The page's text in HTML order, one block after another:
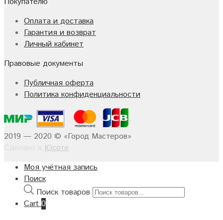
Оплата и доставка
Гарантия и возврат
Личный кабинет
Правовые документы
Публичная оферта
Политика конфиденциальности
2019 — 2020 © «Город Мастеров»
Юсоте
Моя учётная запись
Поиск
Поиск товаров
Cart0